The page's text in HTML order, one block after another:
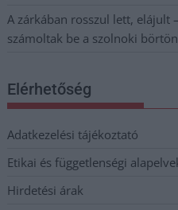
A zárkában rosszul lett, elájult
számoltak be a szolnoki
Elérhetőség
Adatkezelési tájékoztató
Etikai és függetlenségi
Hirdetési árak